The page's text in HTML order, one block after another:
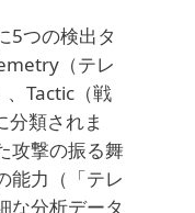
5つの検出タ
（テレ
Tactic（戦
類されま
攻撃の振る舞
能力（「テレ
な分析データ